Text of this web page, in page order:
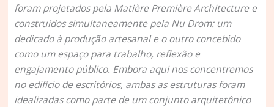
foram projetados pela Matière Première Architecture e
construídos simultaneamente pela Nu Drom: um
dedicado à produção artesanal e o outro concebido
como um espaço para trabalho, reflexão e
engajamento público. Embora aqui nos concentremos
no edifício de escritórios, ambas as estruturas foram
idealizadas como parte de um conjunto arquitetônico